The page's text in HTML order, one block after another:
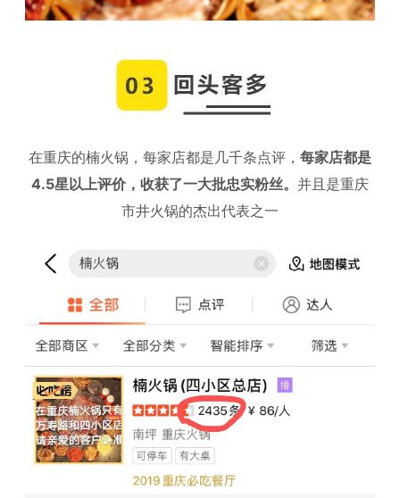
在重庆的楠火锅，每家店都是几千条点评， 每家店都是
4.5星以上评价，收获了一大批忠实粉丝。 并且是重庆
市井火锅的杰出代表之一